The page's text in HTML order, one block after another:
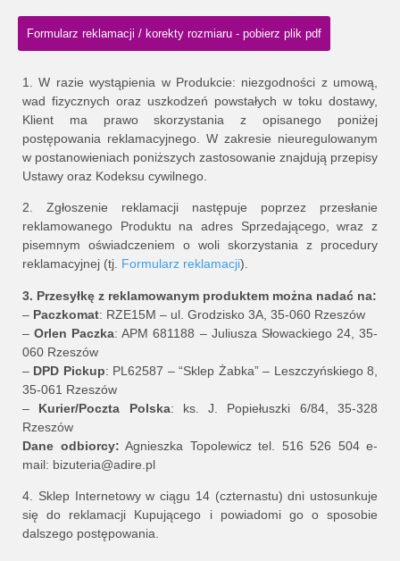
Formularz reklamacji / korekty rozmiaru - pobierz plik pdf
1. W razie wystąpienia w Produkcie: niezgodności z umową,
wad fizycznych oraz uszkodzeń powstałych w toku dostawy,
Klient ma prawo skorzystania z opisanego poniżej
postępowania reklamacyjnego. W zakresie nieuregulowanym
w postanowieniach poniższych zastosowanie znajdują przepisy
Ustawy oraz Kodeksu cywilnego.
2. Zgłoszenie reklamacji następuje poprzez przesłanie
reklamowanego Produktu na adres Sprzedającego, wraz z
pisemnym oświadczeniem o woli skorzystania z procedury
reklamacyjnej (tj. Formularz reklamacji).
3. Przesyłkę z reklamowanym produktem można nadać na:
– Paczkomat: RZE15M – ul. Grodzisko 3A, 35-060 Rzeszów
–Orlen Paczka: APM 681188 – Juliusza Słowackiego 24, 35-
060 Rzeszów
– DPD Pickup: PL62587 – “Sklep Żabka” – Leszczyńskiego 8,
35-061 Rzeszów
– Kurier/Poczta Polska: ks. J. Popiełuszki 6/84, 35-328
Rzeszów
Dane odbiorcy: Agnieszka Topolewicz tel. 516 526 504 e-
mail: bizuteria@adire.pl
4. Sklep Internetowy w ciągu 14 (czternastu) dni ustosunkuje
się do reklamacji Kupującego i powiadomi go o sposobie
dalszego postępowania.